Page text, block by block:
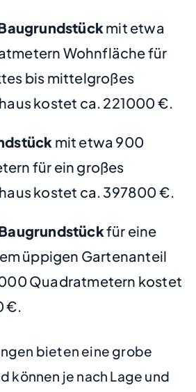
mit etwa
Wohnfläche für
bis mittelgroßes
kostet ca. 221000 €.
mit etwa 900
für ein großes
kostet ca. 397800 €.
für eine
üppigen Gartenanteil
Quadratmetern kostet
€.
bieten eine grobe
können je nach Lage und